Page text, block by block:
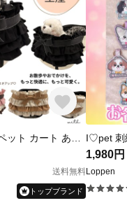
【受注生産】犬 ペット カート あごのせクッション
送料無料
トップブランド
I♡pet 刺
1,980円
Loppen